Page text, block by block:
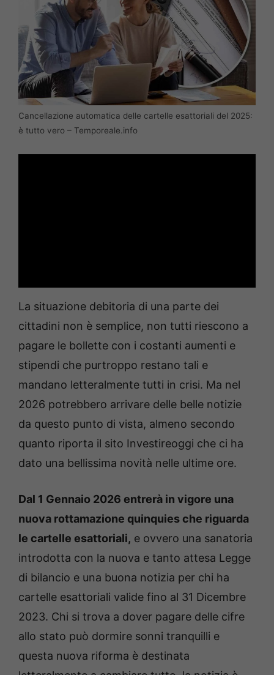
Cancellazione automatica delle cartelle esattoriali del 2025:
è tutto vero – Temporeale.info
La situazione debitoria di una parte dei
cittadini non è semplice, non tutti riescono a
pagare le bollette con i costanti aumenti e
stipendi che purtroppo restano tali e
mandano letteralmente tutti in crisi. Ma nel
2026 potrebbero arrivare delle belle notizie
da questo punto di vista, almeno secondo
quanto riporta il sito Investireoggi che ci ha
dato una bellissima novità nelle ultime ore.
Dal 1 Gennaio 2026 entrerà in vigore una
nuova rottamazione quinquies che riguarda
le cartelle esattoriali, e ovvero una sanatoria
introdotta con la nuova e tanto attesa Legge
di bilancio e una buona notizia per chi ha
cartelle esattoriali valide fino al 31 Dicembre
2023. Chi si trova a dover pagare delle cifre
allo stato può dormire sonni tranquilli e
questa nuova riforma è destinata